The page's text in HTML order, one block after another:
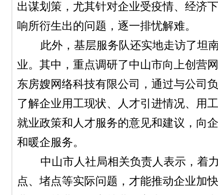
出谋划策，尤其针对企业受疫情、经济
响所衍生出的问题，逐一排忧解难。
此外，基层服务队还实地走访了坦南
业。其中，重点调研了中山市向上创营
东房嫂网络科技有限公司，通过与公司
了解企业用工现状、人才引进情况、用
就业政策和人才服务的意见和建议，向
和暖企服务。
中山市人社局相关负责人表示，着力
点、堵点等实际问题，才能推动企业加